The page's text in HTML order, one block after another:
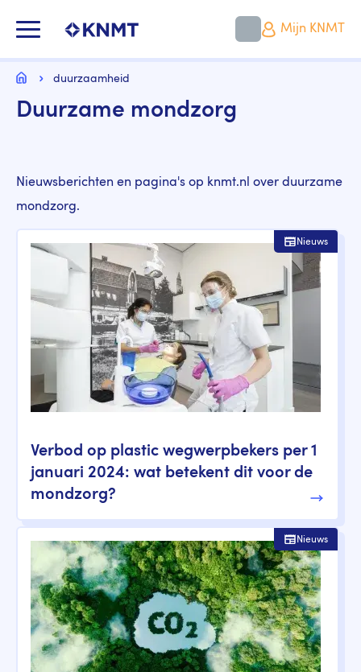
naar
gaan
Mijn KNMT
Kruimelpad
Homeduurzaamheid
Duurzame mondzorg
Nieuwsberichten en pagina's op knmt.nl over duurzame
mondzorg.
Verbod op plastic wegwerpbekers per 1
januari 2024: wat betekent dit voor de
mondzorg?
Nieuws
Nieuws